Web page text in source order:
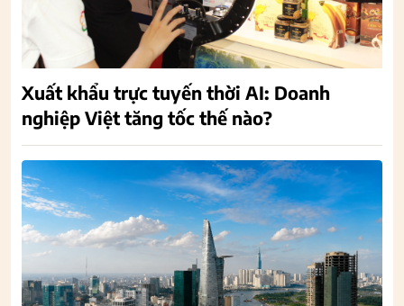
Xuất khẩu trực tuyến thời AI: Doanh
nghiệp Việt tăng tốc thế nào?